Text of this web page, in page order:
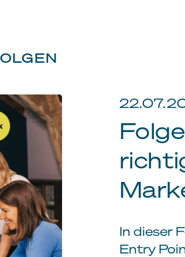
In dieser
Entry